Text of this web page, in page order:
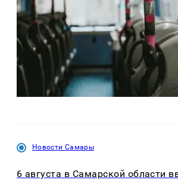
Новости Самары
6 августа в Самарской области